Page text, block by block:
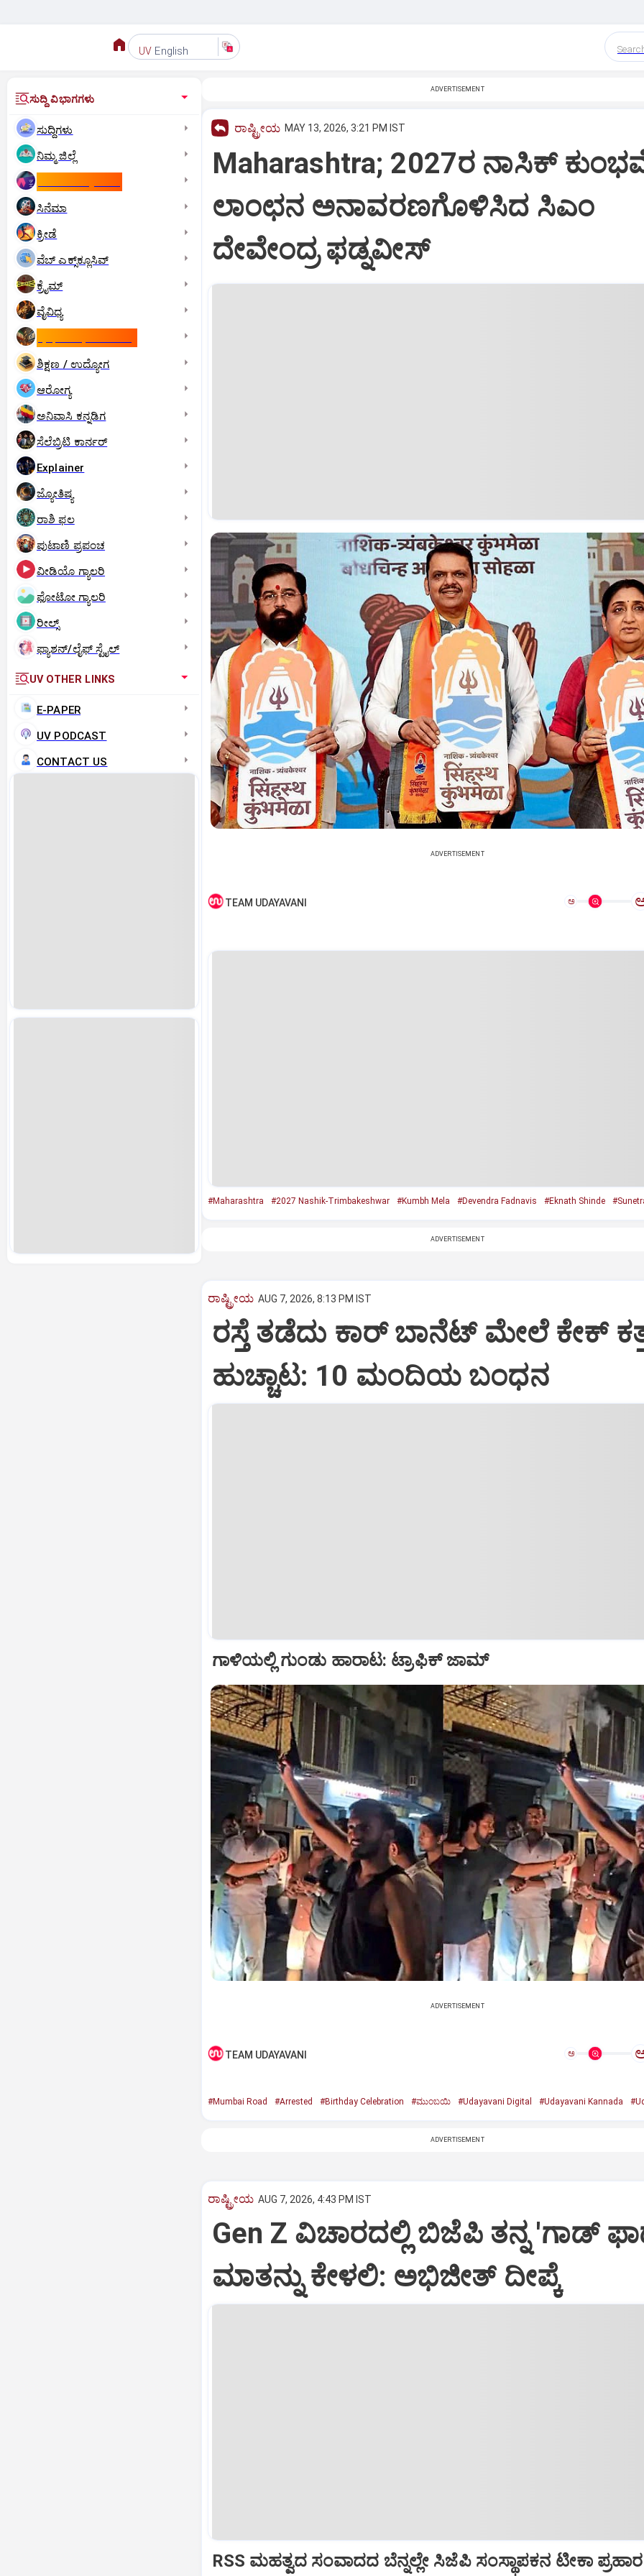
UV English
ಸುದ್ದಿ ವಿಭಾಗಗಳು
ಸುದ್ದಿಗಳು
ನಿಮ್ಮ ಜಿಲ್ಲೆ
ಸಿನೆಮಾ
ಕ್ರೀಡೆ
ವೆಬ್ ಎಕ್ಸ್‌ಕ್ಲೂಸಿವ್
ಕ್ರೈಮ್
ವೈವಿಧ್ಯ
ಶಿಕ್ಷಣ / ಉದ್ಯೋಗ
ಆರೋಗ್ಯ
ಅನಿವಾಸಿ ಕನ್ನಡಿಗ
ಸೆಲೆಬ್ರಿಟಿ ಕಾರ್ನರ್‌
Explainer
ಜ್ಯೋತಿಷ್ಯ
ರಾಶಿ ಫಲ
ಪುಟಾಣಿ ಪ್ರಪಂಚ
ವೀಡಿಯೊ ಗ್ಯಾಲರಿ
ಫೋಟೋ ಗ್ಯಾಲರಿ
ರೀಲ್ಸ್
ಫ್ಯಾಶನ್/ಲೈಫ್‌ ಸ್ಟೈಲ್
UV OTHER LINKS
E-PAPER
UV PODCAST
CONTACT US
ADVERTISEMENT
ರಾಷ್ಟ್ರೀಯ MAY 13, 2026, 3:21 PM IST
Maharashtra; 2027ರ ನಾಸಿಕ್
ಲಾಂಛನ ಅನಾವರಣಗೊಳಿಸಿದ ಸಿಎಂ
ದೇವೇಂದ್ರ ಫಡ್ನವೀಸ್
ADVERTISEMENT
TEAM UDAYAVANI ಅ
#Maharashtra #2027 Nashik-Trimbakeshwar #Kumbh Mela #Devendra Fadnavis #Eknath Shinde
ADVERTISEMENT
ರಾಷ್ಟ್ರೀಯ AUG 7, 2026, 8:13 PM IST
ರಸ್ತೆ ತಡೆದು ಕಾರ್ ಬಾನೆಟ್ ಮೇಲೆ ಕೇಕ್
ಹುಚ್ಚಾಟ: 10 ಮಂದಿಯ ಬಂಧನ
ಗಾಳಿಯಲ್ಲಿ ಗುಂಡು ಹಾರಾಟ: ಟ್ರಾಫಿಕ್‌ ಜಾಮ್
ADVERTISEMENT
TEAM UDAYAVANI ಅ
#Mumbai Road #Arrested #Birthday Celebration #ಮುಂಬಯಿ #Udayavani Digital #Udayavani Kannada
ADVERTISEMENT
ರಾಷ್ಟ್ರೀಯ AUG 7, 2026, 4:43 PM IST
Gen Z ವಿಚಾರದಲ್ಲಿ ಬಿಜೆಪಿ ತನ್ನ 'ಗಾಡ್
ಮಾತನ್ನು ಕೇಳಲಿ: ಅಭಿಜೀತ್ ದೀಪ್ಕೆ
RSS ಮಹತ್ವದ ಸಂವಾದದ ಬೆನ್ನಲ್ಲೇ ಸಿಜೆಪಿ ಸಂಸ್ಥಾಪಕನ ಟೀಕಾ ಪ್ರಹಾರ